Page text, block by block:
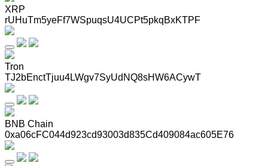
XRP
rUHuTm5yeFf7WSpuqsU4UCPt5pkqBxKTPF
Tron
TJ2bEnctTjuu4LWgv7SyUdNQ8sHW6ACywT
BNB Chain
0xa06cFC044d923cd93003d835Cd409084ac605E76